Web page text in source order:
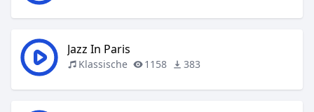
Jazz In Paris
Klassische 1158 383